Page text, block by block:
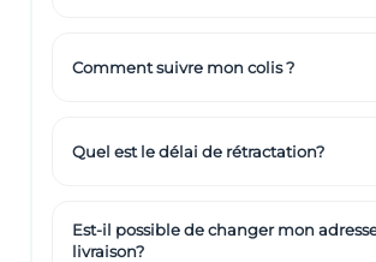
Comment suivre mon colis ?
Quel est le délai de rétractation?
Est-il possible de changer mon
livraison?